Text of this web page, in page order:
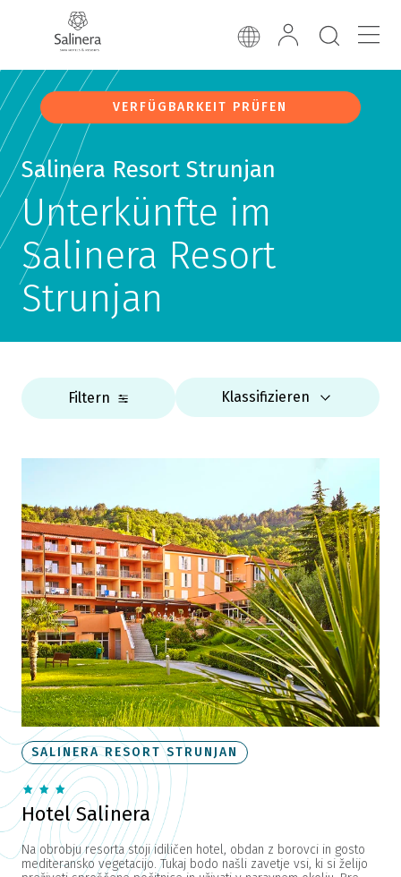
VERFÜGBARKEIT PRÜFEN
Salinera Resort Strunjan
Unterkünfte im
Salinera Resort
Strunjan
Filtern Klassifizieren
SALINERA RESORT STRUNJAN
Hotel Salinera
Na obrobju resorta stoji idiličen hotel, obdan z borovci in gosto
mediteransko vegetacijo. Tukaj bodo našli zavetje vsi, ki si želijo